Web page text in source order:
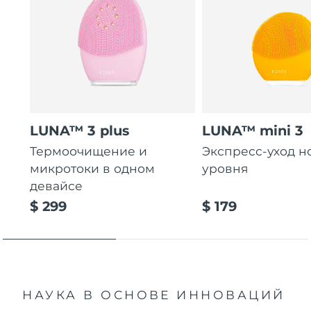
LUNA™ 3 plus
Термоочищение и
микротоки в одном
девайсе
$ 299
LUNA™ mini 3
Экспресс-уход
уровня
$ 179
НАУКА В ОСНОВЕ ИННОВАЦИЙ